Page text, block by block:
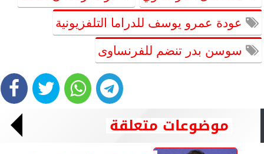
عودة عمرو يوسف للدراما التلفزيونية
سوسن بدر تنضم للفرنساوى
موضوعات متعلقة